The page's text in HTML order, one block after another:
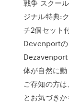
戦争 スクー
ジナル特典:
チ2個セット
Devenportの
Dezavenport
体が自然に動
ご存知の方
とお気づき